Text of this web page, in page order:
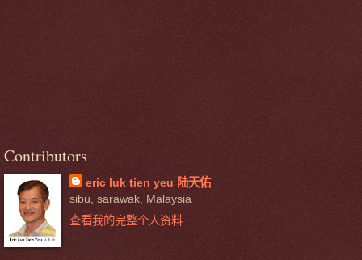
Contributors
eric luk tien yeu 陆天佑
sibu, sarawak, Malaysia
查看我的完整个人资料